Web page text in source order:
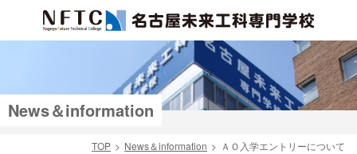
News＆information
TOP News＆information ＡＯ入学エントリーについて